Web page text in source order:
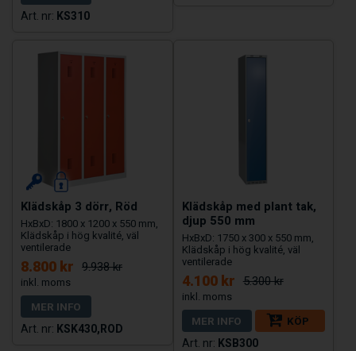
KS310
Klädskåp 3 dörr, Röd
HxBxD: 1800 x 1200 x 550 mm,
Klädskåp i hög kvalité, väl
ventilerade
8.800 kr 9.938 kr
MER INFO
KSK430,ROD
Klädskåp med plant tak,
djup 550 mm
HxBxD: 1750 x 300 x 550 mm,
Klädskåp i hög kvalité, väl
ventilerade
4.100 kr 5.300 kr
MER INFO
KÖP
KSB300